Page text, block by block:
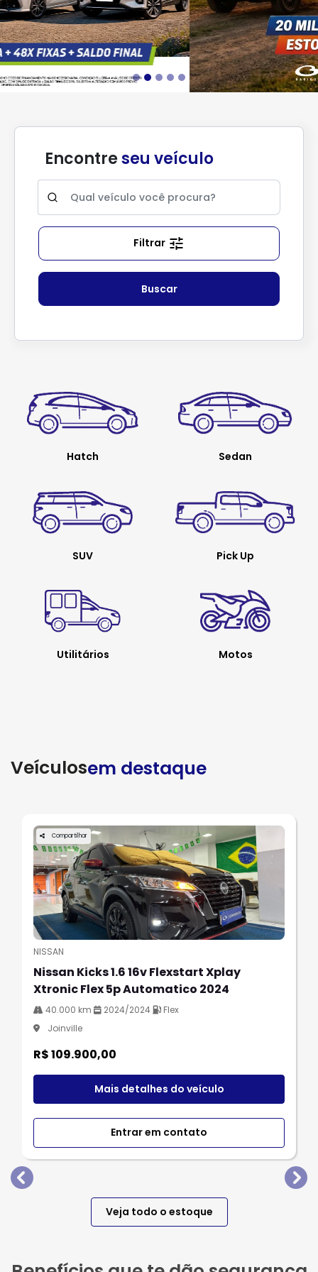
Encontreseu veículo
Filtrar
Buscar
Hatch Sedan
SUV Pick Up
Utilitários Motos
Veículosem destaque
Compartilhar
NISSAN
Nissan Kicks 1.6 16v Flexstart Xplay
Xtronic Flex 5p Automatico 2024
40.000 km 2024/2024
Flex
Joinville
R$ 109.900,00
Mais detalhes do veículo
Entrar em contato
templates.template-
Veja todo o estoque